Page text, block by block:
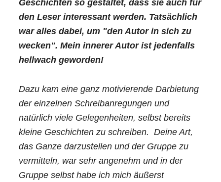
Geschichten so gestaltet, dass sie auch für
den Leser interessant werden. Tatsächlich
war alles dabei, um "den Autor in sich zu
wecken". Mein innerer Autor ist jedenfalls
hellwach geworden!
Dazu kam eine ganz motivierende Darbietung
der einzelnen Schreibanregungen und
natürlich viele Gelegenheiten, selbst bereits
kleine Geschichten zu schreiben. Deine Art,
das Ganze darzustellen und der Gruppe zu
vermitteln, war sehr angenehm und in der
Gruppe selbst habe ich mich äußerst